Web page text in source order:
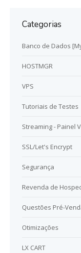
Categorias
Banco de Dados
HOSTMGR
VPS
Tutoriais de Testes
Streaming - Painel
SSL/Let's Encrypt
Segurança
Revenda de
Questões Pré-
Otimizações
LX CART